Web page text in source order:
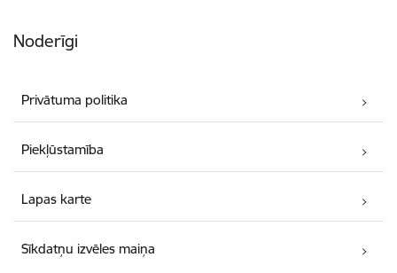
Noderīgi
Privātuma politika
Piekļūstamība
Lapas karte
Sīkdatņu izvēles maiņa